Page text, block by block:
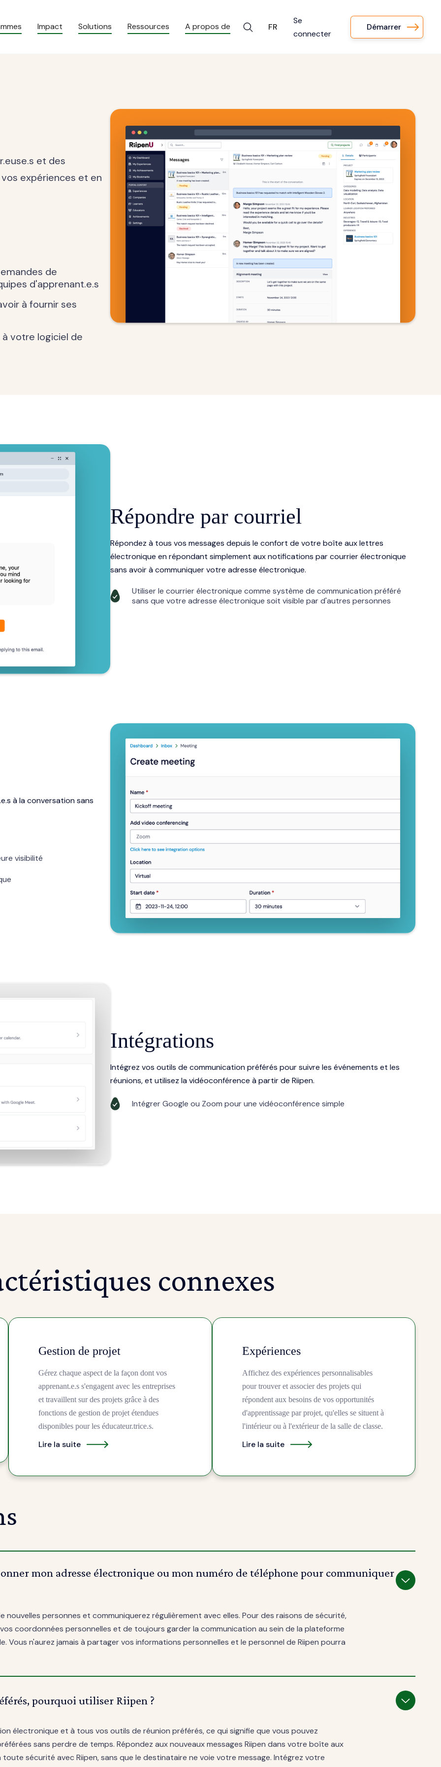
Impact Solutions Ressources A propos de FR
Se
connecter
Démarrer
et des
expériences et en
de
d'apprenant.e.s
à fournir ses
votre logiciel de
Répondre par courriel
Répondez à tous vos messages depuis le confort de votre boîte aux lettres
électronique en répondant simplement aux notifications par courrier électronique
sans avoir à communiquer votre adresse électronique.
Utiliser le courrier électronique comme système de communication préféré
sans que votre adresse électronique soit visible par d'autres personnes
à la conversation sans
visibilité
Intégrations
Intégrez vos outils de communication préférés pour suivre les événements et les
réunions, et utilisez la vidéoconférence à partir de Riipen.
Intégrer Google ou Zoom pour une vidéoconférence simple
connexes
Gestion de projet
Gérez chaque aspect de la façon dont vos
apprenant.e.s s'engagent avec les entreprises
et travaillent sur des projets grâce à des
fonctions de gestion de projet étendues
disponibles pour les éducateur.trice.s.
Lire la suite
Expériences
Affichez des expériences personnalisables
pour trouver et associer des projets qui
répondent aux besoins de vos opportunités
d'apprentissage par projet, qu'elles se situent à
l'intérieur ou à l'extérieur de la salle de classe.
Lire la suite
mon adresse électronique ou mon numéro de téléphone pour communiquer
nouvelles personnes et communiquerez régulièrement avec elles. Pour des raisons de sécurité,
coordonnées personnelles et de toujours garder la communication au sein de la plateforme
Vous n'aurez jamais à partager vos informations personnelles et le personnel de Riipen pourra
pourquoi utiliser Riipen ?
électronique et à tous vos outils de réunion préférés, ce qui signifie que vous pouvez
sans perdre de temps. Répondez aux nouveaux messages Riipen dans votre boîte aux
sécurité avec Riipen, sans que le destinataire ne voie votre message. Intégrez votre